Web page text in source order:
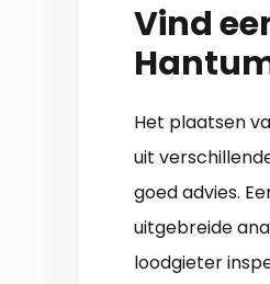
Vind
Het plaatsen
uit
goed advies.
uitgebreide
loodgieter